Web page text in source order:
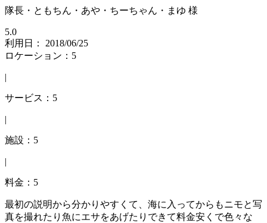
隊長・ともちん・あや・ちーちゃん・まゆ 様
5.0
利用日： 2018/06/25
ロケーション：5
|
サービス：5
|
施設：5
|
料金：5
最初の説明から分かりやすくて、海に入ってからもニモと写
真を撮れたり魚にエサをあげたりできて料金安くで色々な